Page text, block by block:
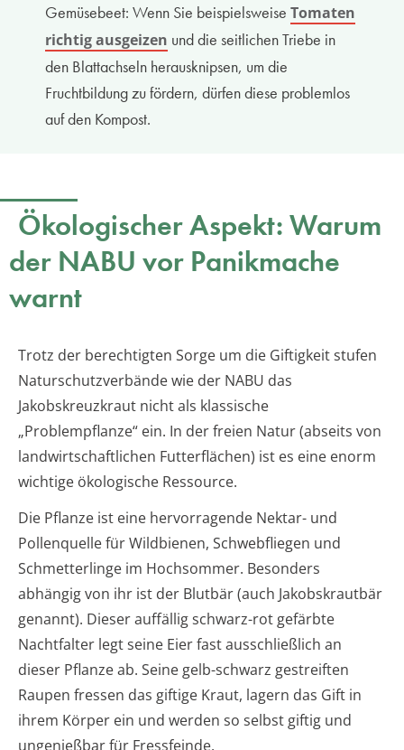
Gemüsebeet: Wenn Sie beispielsweise Tomaten
richtig ausgeizen und die seitlichen Triebe in
den Blattachseln herausknipsen, um die
Fruchtbildung zu fördern, dürfen diese problemlos
auf den Kompost.
Ökologischer Aspekt: Warum
der NABU vor Panikmache
warnt
Trotz der berechtigten Sorge um die Giftigkeit stufen
Naturschutzverbände wie der NABU das
Jakobskreuzkraut nicht als klassische
„Problempflanze“ ein. In der freien Natur (abseits von
landwirtschaftlichen Futterflächen) ist es eine enorm
wichtige ökologische Ressource.
Die Pflanze ist eine hervorragende Nektar- und
Pollenquelle für Wildbienen, Schwebfliegen und
Schmetterlinge im Hochsommer. Besonders
abhängig von ihr ist der Blutbär (auch Jakobskrautbär
genannt). Dieser auffällig schwarz-rot gefärbte
Nachtfalter legt seine Eier fast ausschließlich an
dieser Pflanze ab. Seine gelb-schwarz gestreiften
Raupen fressen das giftige Kraut, lagern das Gift in
ihrem Körper ein und werden so selbst giftig und
ungenießbar für Fressfeinde.